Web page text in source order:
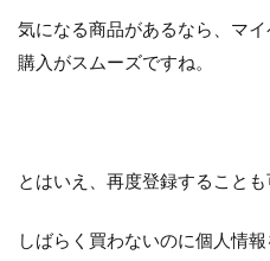
気になる商品があるなら、マ
購入がスムーズですね。
とはいえ、再度登録することも
しばらく買わないのに個人情